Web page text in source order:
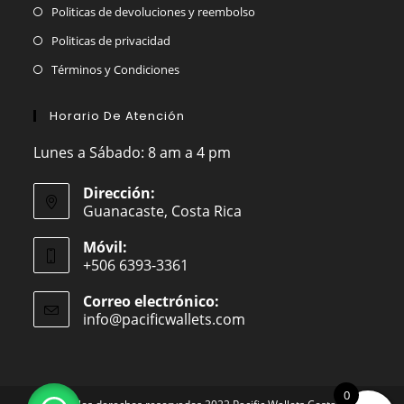
Politicas de devoluciones y reembolso
Politicas de privacidad
Términos y Condiciones
Horario De Atención
Lunes a Sábado: 8 am a 4 pm
Dirección:
Guanacaste, Costa Rica
Móvil:
+506 6393-3361
Correo electrónico:
info@pacificwallets.com
0